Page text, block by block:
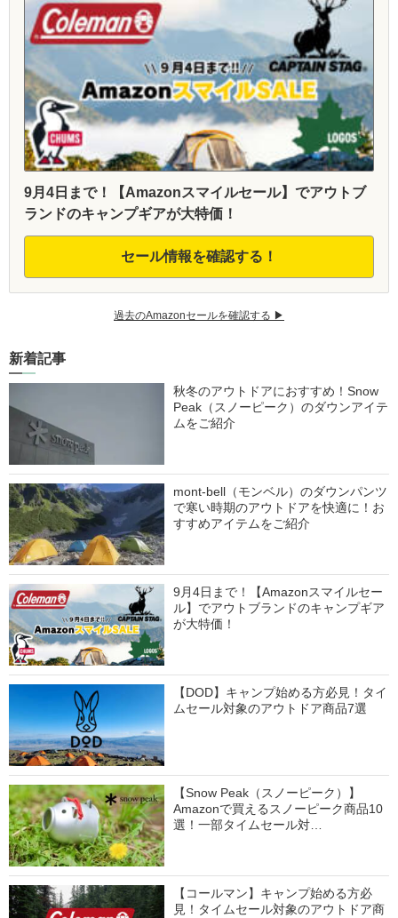
9月4日まで！【Amazonスマイルセール】でアウトブ
ランドのキャンプギアが大特価！
セール情報を確認する！
過去のAmazonセールを確認する ▶︎
新着記事
秋冬のアウトドアにおすすめ！Snow
Peak（スノーピーク）のダウンアイテ
ムをご紹介
mont-bell（モンベル）のダウンパンツ
で寒い時期のアウトドアを快適に！お
すすめアイテムをご紹介
9月4日まで！【Amazonスマイルセー
ル】でアウトブランドのキャンプギア
が大特価！
【DOD】キャンプ始める方必見！タイ
ムセール対象のアウトドア商品7選
【Snow Peak（スノーピーク）】
Amazonで買えるスノーピーク商品10
選！一部タイムセール対…
【コールマン】キャンプ始める方必
見！タイムセール対象のアウトドア商